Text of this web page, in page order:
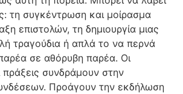
τη συγκέντρωση και μοίρασμα
επιστολών, τη δημιουργία μιας
τραγούδια ή απλά το να περνά
σε αθόρυβη παρέα. Οι
πράξεις συνδράμουν στην
Προάγουν την εκδήλωση